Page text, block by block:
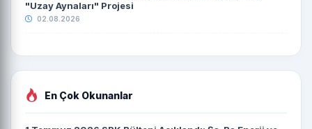
"Uzay Aynaları" Projesi
02.08.2026
En Çok Okunanlar